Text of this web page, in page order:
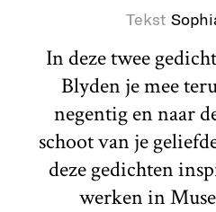
Tekst
In deze twee
Blyden je mee
negentig en naar
schoot van je
deze gedichten
werken in